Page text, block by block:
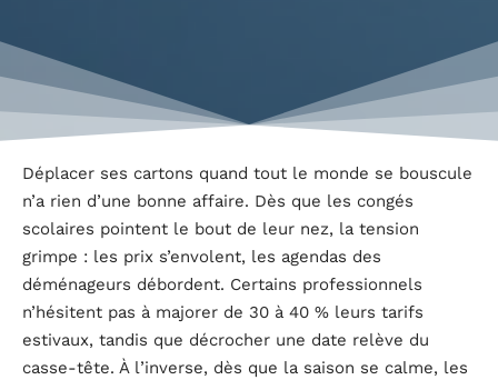
Déplacer ses cartons quand tout le monde se bouscule
n’a rien d’une bonne affaire. Dès que les congés
scolaires pointent le bout de leur nez, la tension
grimpe : les prix s’envolent, les agendas des
déménageurs débordent. Certains professionnels
n’hésitent pas à majorer de 30 à 40 % leurs tarifs
estivaux, tandis que décrocher une date relève du
casse-tête. À l’inverse, dès que la saison se calme, les